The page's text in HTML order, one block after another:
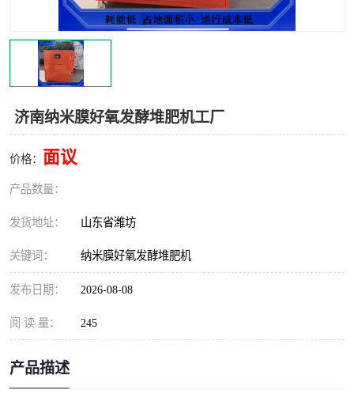
济南纳米膜好氧发酵堆肥机工厂
价格： 面议
产品数量：
发货地址： 山东省潍坊
关键词： 纳米膜好氧发酵堆肥机
发布日期： 2026-08-08
阅 读 量： 245
产品描述